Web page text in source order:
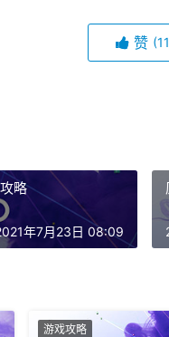
赞
略
年7月23日 08:09
游戏攻略